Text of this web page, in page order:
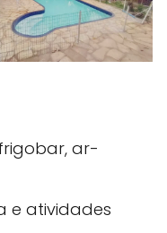
ar-
e atividades